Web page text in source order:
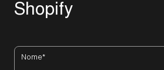
Shopify
Nome*